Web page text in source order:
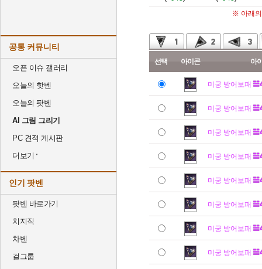
공통 커뮤니티
오픈 이슈 갤러리
오늘의 핫벤
오늘의 팟벤
AI 그림 그리기
PC 견적 게시판
더보기
인기 팟벤
팟벤 바로가기
치지직
차벤
걸그룹
※ 아래의
선택 아이콘 아
미궁 방어보패
미궁 방어보패
미궁 방어보패
미궁 방어보패
미궁 방어보패
미궁 방어보패
미궁 방어보패
미궁 방어보패